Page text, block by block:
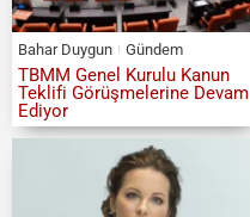
Bahar Duygun Gündem
TBMM Genel Kurulu Kanun
Teklifi Görüşmelerine Devam
Ediyor